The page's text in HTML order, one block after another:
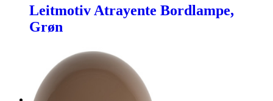
Leitmotiv Atrayente Bordlampe,
Grøn